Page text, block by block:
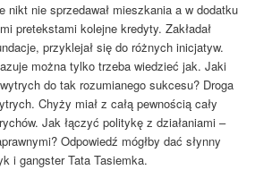
nikt nie sprzedawał mieszkania a w dodatku
pretekstami kolejne kredyty. Zakładał
przyklejał się do różnych inicjatyw.
można tylko trzeba wiedzieć jak. Jaki
do tak rozumianego sukcesu? Droga
Chyży miał z całą pewnością cały
Jak łączyć politykę z działaniami –
Odpowiedź mógłby dać słynny
i gangster Tata Tasiemka.